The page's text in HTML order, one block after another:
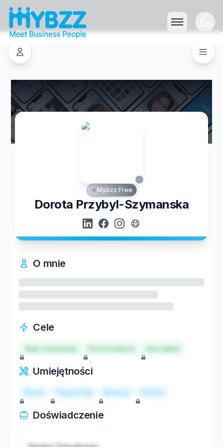
Mybzz Free
Dorota Przybyl-Szymanska
O mnie
Cele
Start a business Hire talent
Umiejętności
React TypeScript Node.js Python
Doświadczenie